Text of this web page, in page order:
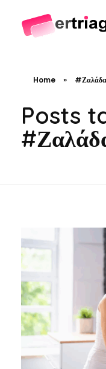
Home » #Ζαλάδα
Posts